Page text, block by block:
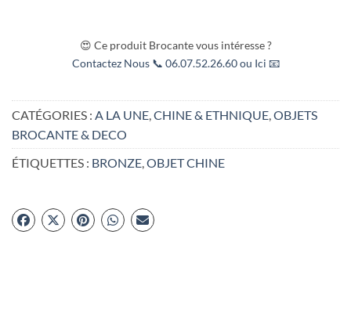
😍 Ce produit Brocante vous intéresse ?
Contactez Nous 📞 06.07.52.26.60 ou Ici 📧
CATÉGORIES : A LA UNE,CHINE & ETHNIQUE,OBJETS
BROCANTE & DECO
ÉTIQUETTES : BRONZE,OBJET CHINE